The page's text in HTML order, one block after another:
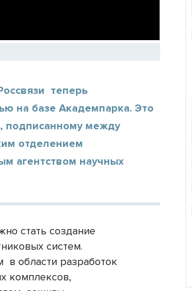
теперь
на базе Академпарка. Это
подписанному между
отделением
агентством научных
стать создание
систем.
в области разработок
комплексов,